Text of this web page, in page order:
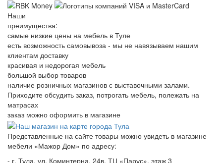
Наши
преимущества:
самые низкие цены на мебель в Туле
есть возможность самовывоза - мы не навязываем нашим
клиентам доставку
красивая и недорогая мебель
большой выбор товаров
наличие розничных магазинов с выставочными залами.
Приходите обсудить заказ, потрогать мебель, полежать на
матрасах
заказ можно оформить в магазине
Представленные на сайте товары можно увидеть в магазине
мебели «Мажор Дом» по адресу:
- г. Тула, ул. Коминтерна, 24в, ТЦ «Парус», этаж 3